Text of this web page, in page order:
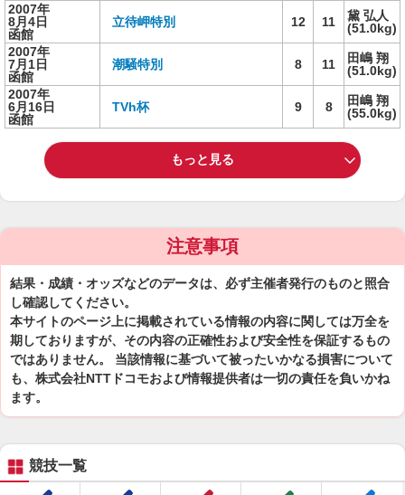
2007年
8月4日
函館
立待岬特別 12 11
黛 弘人
(51.0kg)
2007年
7月1日
函館
潮騒特別 8 11
田嶋 翔
(51.0kg)
2007年
6月16日
函館
TVh杯 9 8
田嶋 翔
(55.0kg)
もっと見る
注意事項
結果・成績・オッズなどのデータは、必ず主催者発行のものと照合
し確認してください。
本サイトのページ上に掲載されている情報の内容に関しては万全を
期しておりますが、その内容の正確性および安全性を保証するもの
ではありません。 当該情報に基づいて被ったいかなる損害について
も、株式会社NTTドコモおよび情報提供者は一切の責任を負いかね
ます。
競技一覧